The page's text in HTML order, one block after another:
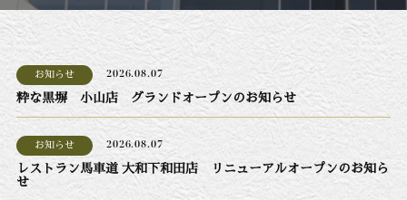
お知らせ 2026.08.07
粋な黒塀 小山店 グランドオープンのお知らせ
お知らせ 2026.08.07
レストラン馬車道 大和下和田店 リニューアルオープンのお知ら
せ